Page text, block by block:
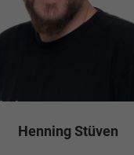
Henning Stüven